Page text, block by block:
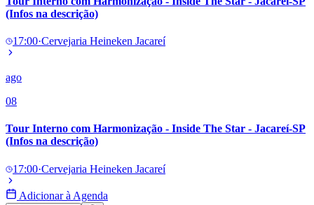
(Infos na descrição)
17:00·Cervejaria Heineken Jacareí
ago
08
Tour Interno com Harmonização - Inside The Star - Jacareí-SP
(Infos na descrição)
17:00·Cervejaria Heineken Jacareí
Adicionar à Agenda